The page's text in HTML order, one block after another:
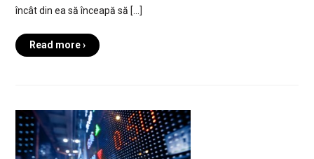
încât din ea să înceapă să […]
Read more ›